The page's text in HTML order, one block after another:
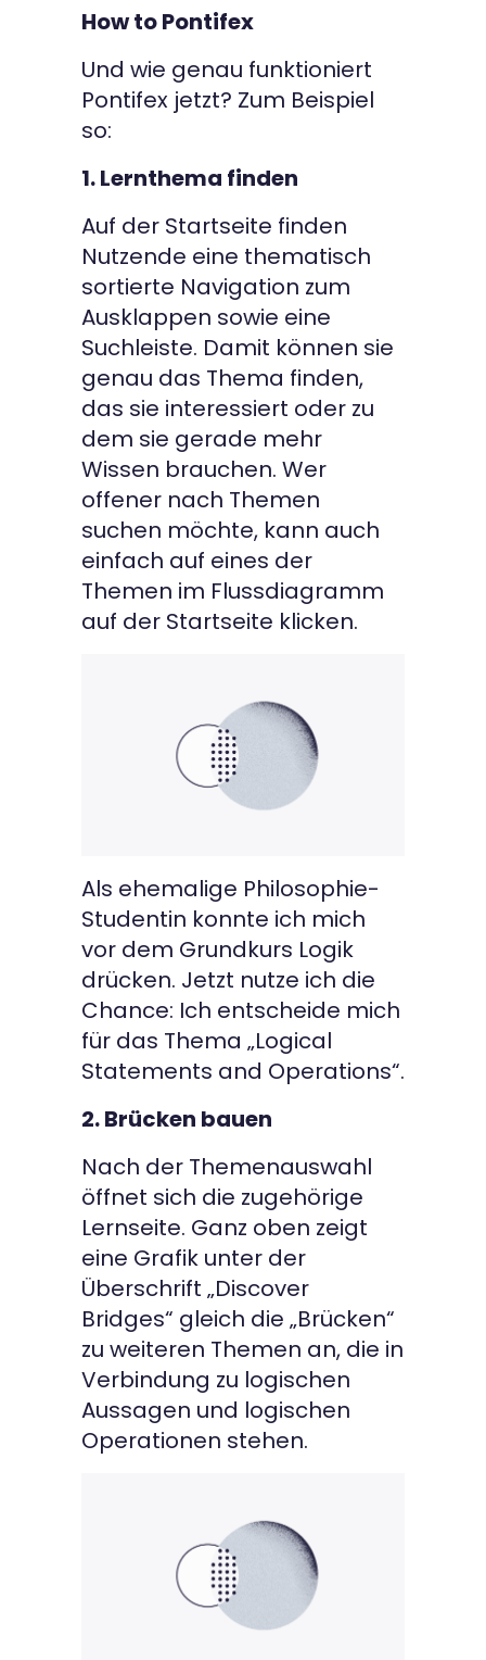
How to Pontifex
Und wie genau funktioniert
Pontifex jetzt? Zum Beispiel
so:
1. Lernthema finden
Auf der Startseite finden
Nutzende eine thematisch
sortierte Navigation zum
Ausklappen sowie eine
Suchleiste. Damit können sie
genau das Thema finden,
das sie interessiert oder zu
dem sie gerade mehr
Wissen brauchen. Wer
offener nach Themen
suchen möchte, kann auch
einfach auf eines der
Themen im Flussdiagramm
auf der Startseite klicken.
Als ehemalige Philosophie-
Studentin konnte ich mich
vor dem Grundkurs Logik
drücken. Jetzt nutze ich die
Chance: Ich entscheide mich
für das Thema „Logical
Statements and Operations“.
2. Brücken bauen
Nach der Themenauswahl
öffnet sich die zugehörige
Lernseite. Ganz oben zeigt
eine Grafik unter der
Überschrift „Discover
Bridges“ gleich die „Brücken“
zu weiteren Themen an, die in
Verbindung zu logischen
Aussagen und logischen
Operationen stehen.